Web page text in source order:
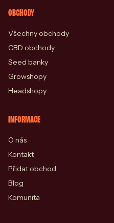
OBCHODY
Všechny obchody
CBD obchody
Seed banky
Growshopy
Headshopy
INFORMACE
O nás
Kontakt
Přidat obchod
Blog
Komunita